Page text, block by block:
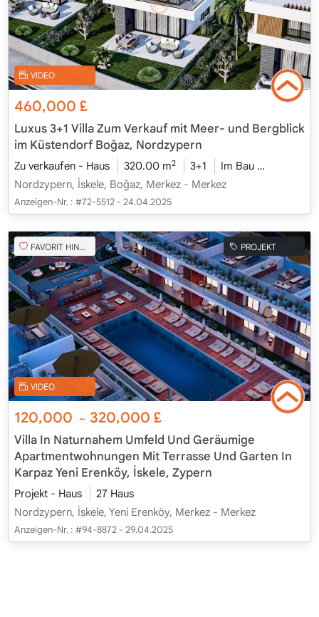
VIDEO
460,000 £
Luxus 3+1 Villa Zum Verkauf mit Meer- und Bergblick
im Küstendorf Boğaz, Nordzypern
Zu verkaufen - Haus 320.00 m2 3+1 Im Bau
Nordzypern, İskele, Boğaz, Merkez - Merkez
Anzeigen-Nr. : #72-5512 - 24.04.2025
FAVORIT HINZUFÜGEN PROJEKT
VIDEO
120,000 ~ 320,000£
Villa In Naturnahem Umfeld Und Geräumige
Apartmentwohnungen Mit Terrasse Und Garten In
Karpaz Yeni Erenköy, İskele, Zypern
Projekt - Haus
27 Haus
Nordzypern, İskele, Yeni Erenköy, Merkez - Merkez
Anzeigen-Nr. : #94-8872 - 29.04.2025